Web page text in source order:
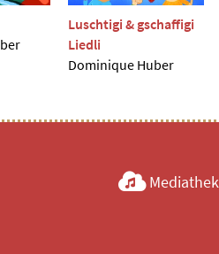
Luschtigi & gschaffigi
Liedli
Dominique Huber
Mediathek